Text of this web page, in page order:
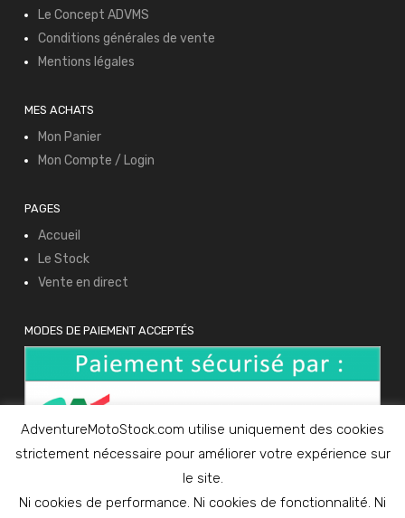
Le Concept ADVMS
Conditions générales de vente
Mentions légales
MES ACHATS
Mon Panier
Mon Compte / Login
PAGES
Accueil
Le Stock
Vente en direct
MODES DE PAIEMENT ACCEPTÉS
AdventureMotoStock.com utilise uniquement des cookies
strictement nécessaire pour améliorer votre expérience sur
le site.
Ni cookies de performance. Ni cookies de fonctionnalité. Ni